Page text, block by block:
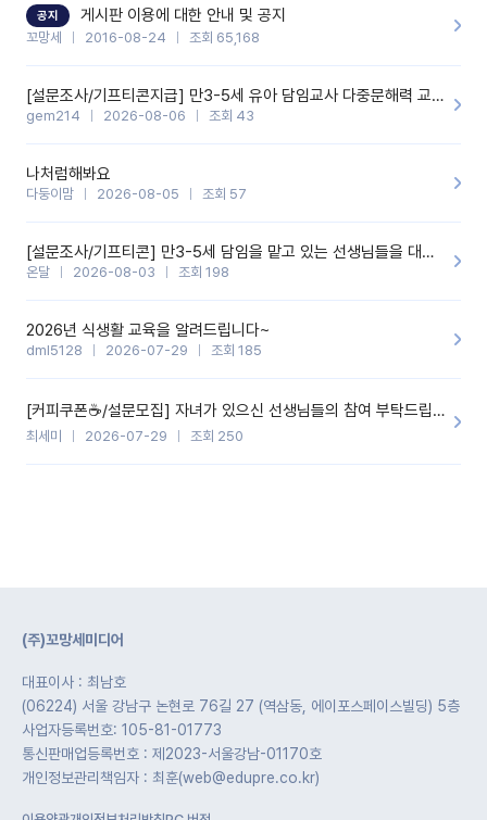
기능을 개발해 주셔서 감사합니다.
공지 게시판 이용에 대한 안내 및 공지
꼬망세 2016-08-24 조회 65,168
[설문조사/기프티콘지급] 만3-5세 유아 담임교사 다중문해력 교육 증진을 위한 설문조사
gem214 2026-08-06 조회 43
나처럼해봐요
다둥이맘 2026-08-05 조회 57
[설문조사/기프티콘] 만3-5세 담임을 맡고 있는 선생님들을 대상으로 설문조사를 합니다!
온달 2026-08-03 조회 198
2026년 식생활 교육을 알려드립니다~
dml5128 2026-07-29 조회 185
[커피쿠폰☕️/설문모집] 자녀가 있으신 선생님들의 참여 부탁드립니다!!
최세미 2026-07-29 조회 250
(주)꼬망세미디어
대표이사 : 최남호
(06224) 서울 강남구 논현로 76길 27 (역삼동, 에이포스페이스빌딩) 5층
사업자등록번호: 105-81-01773
통신판매업등록번호 : 제2023-서울강남-01170호
개인정보관리책임자 : 최훈(web@edupre.co.kr)